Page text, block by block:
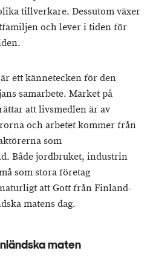
tillverkare. Dessutom växer
och lever i tiden för
ett kännetecken för den
samarbete. Märket på
att livsmedlen är av
och arbetet kommer från
som
Både jordbruket, industrin
som stora företag
att Gott från Finland-
matens dag.
maten